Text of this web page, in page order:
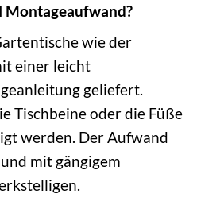
Montageaufwand?
wie der
einer leicht
geliefert.
Tischbeine oder die Füße
werden. Der Aufwand
mit gängigem